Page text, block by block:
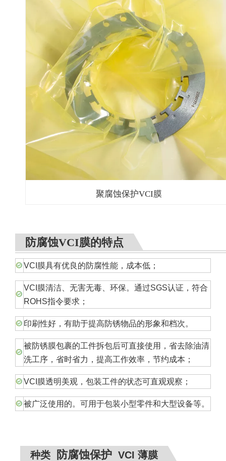
聚腐蚀保护VCI膜
防腐蚀VCI膜的特点
VCI膜具有优良的防腐性能，成本低；
VCI膜清洁、无害无毒、环保。通过SGS认证，符合
ROHS指令要求；
印刷性好，有助于提高防锈物品的形象和档次。
被防锈膜包裹的工件拆包后可直接使用，省去除油清
洗工序，省时省力，提高工作效率，节约成本；
VCI膜透明美观，包装工件的状态可直观观察；
被广泛使用的。可用于包装小型零件和大型设备等。
种类 防腐蚀保护 VCI 薄膜